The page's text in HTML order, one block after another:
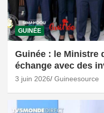
GUINÉE
Guinée : le Ministre
échange avec des
3 juin 2026 Guineesource